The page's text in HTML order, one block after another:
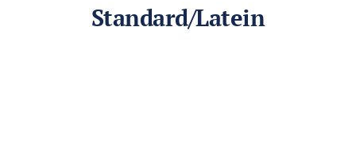
Standard/Latein